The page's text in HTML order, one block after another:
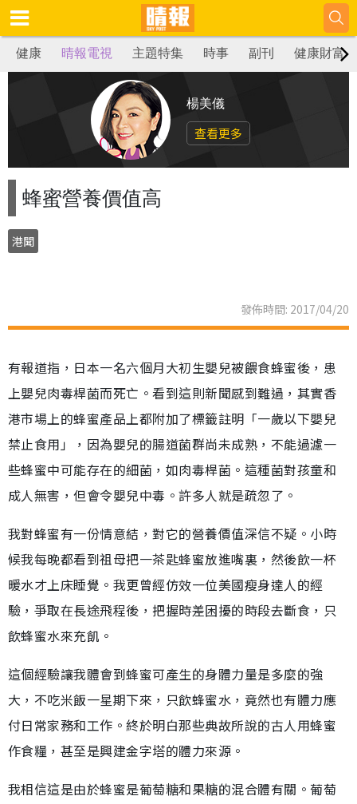
健康 晴報電視 主題特集 時事 副刊 健康財富
楊美儀
查看更多
蜂蜜營養價值高
港聞
發佈時間: 2017/04/20
有報道指，日本一名六個月大初生嬰兒被餵食蜂蜜後，患
上嬰兒肉毒桿菌而死亡。看到這則新聞感到難過，其實香
港市場上的蜂蜜產品上都附加了標籤註明「一歲以下嬰兒
禁止食用」，因為嬰兒的腸道菌群尚未成熟，不能過濾一
些蜂蜜中可能存在的細菌，如肉毒桿菌。這種菌對孩童和
成人無害，但會令嬰兒中毒。許多人就是疏忽了。
我對蜂蜜有一份情意結，對它的營養價值深信不疑。小時
候我每晚都看到祖母把一茶匙蜂蜜放進嘴裏，然後飲一杯
暖水才上床睡覺。我更曾經仿效一位美國瘦身達人的經
驗，爭取在長途飛程後，把握時差困擾的時段去斷食，只
飲蜂蜜水來充飢。
這個經驗讓我體會到蜂蜜可產生的身體力量是多麼的強
大，不吃米飯一星期下來，只飲蜂蜜水，竟然也有體力應
付日常家務和工作。終於明白那些典故所說的古人用蜂蜜
作食糧，甚至是興建金字塔的體力來源。
我相信這是由於蜂蜜是葡萄糖和果糖的混合體有關。葡萄